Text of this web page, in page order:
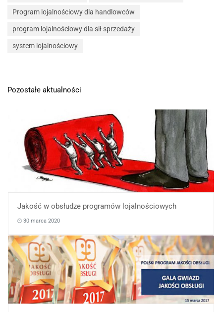
Program lojalnościowy dla handlowców
program lojalnościowy dla sił sprzedaży
system lojalnościowy
Pozostałe aktualności
Jakość w obsłudze programów lojalnościowych
30 marca 2020